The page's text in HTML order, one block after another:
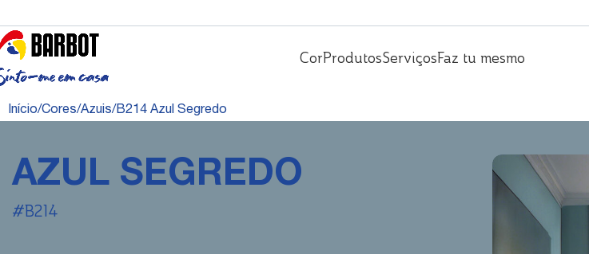
CorProdutosServiçosFaz tu mesmo
Início Cores Azuis B214 Azul Segredo
AZUL SEGREDO
#B214